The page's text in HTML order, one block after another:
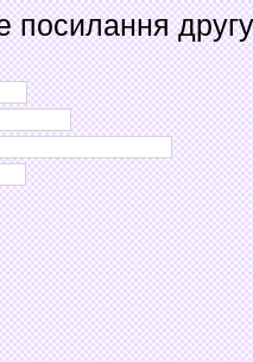
посилання другу